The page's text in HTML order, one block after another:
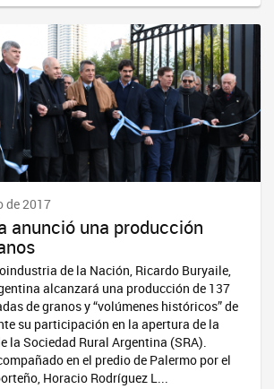
de 2017
anunció una producción
de la Nación, Ricardo Buryaile,
alcanzará una producción de 137
de granos y “volúmenes históricos” de
su participación en la apertura de la
la Sociedad Rural Argentina (SRA).
en el predio de Palermo por el
Horacio Rodríguez L...